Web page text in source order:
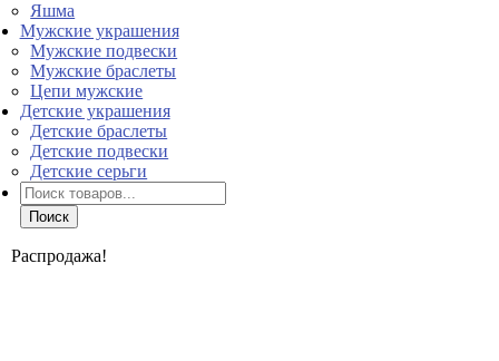
Яшма
Мужские украшения
Мужские подвески
Мужские браслеты
Цепи мужские
Детские украшения
Детские браслеты
Детские подвески
Детские серьги
Поиск
товаров
Поиск
Распродажа!